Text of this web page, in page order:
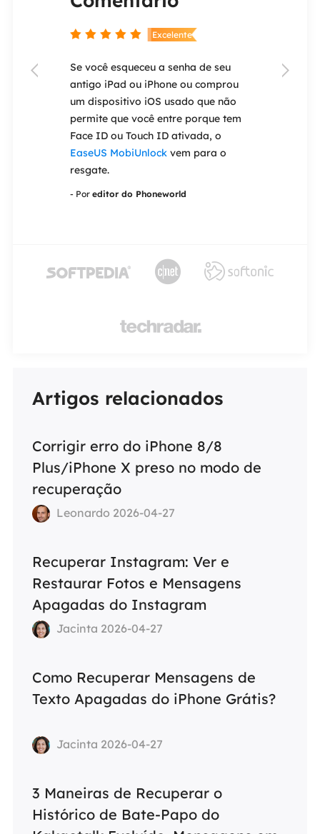
que
 Excelente
Se você esqueceu a senha de seu
antigo iPad ou iPhone ou comprou
um dispositivo iOS usado que não
permite que você entre porque tem
Face ID ou Touch ID ativada, o
EaseUS MobiUnlockvem para o
resgate.
- Por editor do Phoneworld
EaseUS
 
  

Artigos relacionados
Corrigir erro do iPhone 8/8
Plus/iPhone X preso no modo de
recuperação
Leonardo 2026-04-27
Recuperar Instagram: Ver e
Restaurar Fotos e Mensagens
Apagadas do Instagram
Jacinta 2026-04-27
Como Recuperar Mensagens de
Texto Apagadas do iPhone Grátis?
Jacinta 2026-04-27
3 Maneiras de Recuperar o
Histórico de Bate-Papo do